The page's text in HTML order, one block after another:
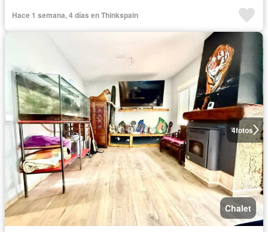
Hace 1 semana, 4 días en Thinkspain
4fotos
Chalet